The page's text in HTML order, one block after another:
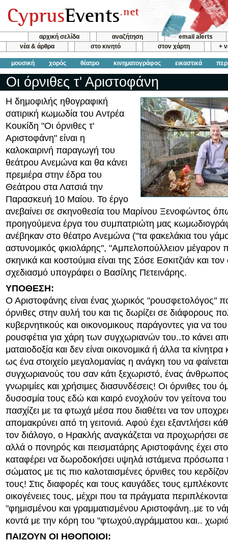
αρχική σελίδα αναζήτηση
email alerts
νέα & άρθρα
στο κινητό στον χάρτη +
μουσική χορός θέατρο κινηματογράφος εικαστικά
Οι όρνιθες τ' Αριστοφάνη
Η δημοφιλής ηθογραφική
σατιρική κωμωδία του Αντρέα
Κουκίδη "Οι όρνιθες τ'
Αριστοφάνη" είναι η
καλοκαιρινή παραγωγή του
θεάτρου Ανεμώνα και θα κάνει
πρεμιέρα στην έδρα του
Θεάτρου στα Λατσιά την
Παρασκευή 10 Μαίου. Το έργο
ανεβαίνει σε σκηνοθεσία του Μαρίνου Ξενοφώντος
προηγούμενα έργα του συμπατριώτη μας
ανέβηκαν στο θέατρο Ανεμώνα ("τα φακελάκια του
αστυνομικός φκιολάρης", "Αμπελοπούλλειον μέγαρον
σκηνικά και κοστούμια είναι της Σόσε Εσκιτζιάν και τον
σχεδιασμό υπογράφει ο Βασίλης Πετεινάρης.
ΥΠΟΘΕΣΗ:
Ο Αριστοφάνης είναι ένας χωρικός "ρουσφετολόγος"
όρνιθες στην αυλή του και τις δωρίζει σε διάφορους
κυβερνητικούς και οικονομικους παράγοντες για να
ρουσφέτια για χάρη των συγχωριανών του..το κάνει
ματαιοδοξία και δεν είναι οικονομικά ή άλλα τα
ως ένα στοιχείο μεγαλομανίας η ανάγκη του να
συγχωριανούς του σαν κάτι ξεχωριστό, ένας
γνωριμίες και χρήσιμες διασυνδέσεις! Οι όρνιθες του
δυσοσμία τους εδώ και καιρό ενοχλούν τον γείτονα
πασχίζει με τα φτωχά μέσα που διαθέτει να τον
απομακρύνει από τη γειτονιά. Αφού έχει εξαντλήσει
τον διάλογο, ο Ηρακλής αναγκάζεται να προχωρήσει σε
αλλά ο πονηρός και πεισματάρης Αριστοφάνης έχει
καταφέρει να δωροδοκήσει υψηλά ιστάμενα πρόσωπα
σώματος με τις πιο καλοταισμένες όρνιθες του
τους! Στις διαφορές και τους καυγάδες τους
οικογένειες τους, μέχρι που τα πράγματα
"φημισμένου και γραμματισμένου Αριστοφάνη..με το
κοντά με την κόρη του "φτωχού,αγράμματου και..
ΠΑΙΖΟΥΝ ΟΙ ΗΘΟΠΟΙΟΙ: